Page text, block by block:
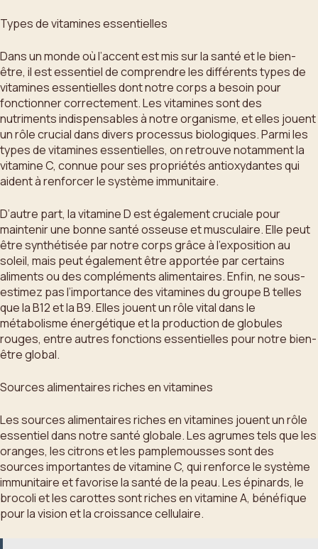
Types de vitamines essentielles
Dans un monde où l’accent est mis sur la santé et le bien-
être, il est essentiel de comprendre les différents types de
vitamines essentielles dont notre corps a besoin pour
fonctionner correctement. Les vitamines sont des
nutriments indispensables à notre organisme, et elles jouent
un rôle crucial dans divers processus biologiques. Parmi les
types de vitamines essentielles, on retrouve notamment la
vitamine C, connue pour ses propriétés antioxydantes qui
aident à renforcer le système immunitaire.
D’autre part, la vitamine D est également cruciale pour
maintenir une bonne santé osseuse et musculaire. Elle peut
être synthétisée par notre corps grâce à l’exposition au
soleil, mais peut également être apportée par certains
aliments ou des compléments alimentaires. Enfin, ne sous-
estimez pas l’importance des vitamines du groupe B telles
que la B12 et la B9. Elles jouent un rôle vital dans le
métabolisme énergétique et la production de globules
rouges, entre autres fonctions essentielles pour notre bien-
être global.
Sources alimentaires riches en vitamines
Les sources alimentaires riches en vitamines jouent un rôle
essentiel dans notre santé globale. Les agrumes tels que les
oranges, les citrons et les pamplemousses sont des
sources importantes de vitamine C, qui renforce le système
immunitaire et favorise la santé de la peau. Les épinards, le
brocoli et les carottes sont riches en vitamine A, bénéfique
pour la vision et la croissance cellulaire.